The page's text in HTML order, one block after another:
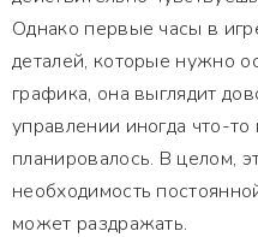
Однако первые часы в
деталей, которые нужно
графика, она выглядит
управлении иногда что-то
планировалось. В целом,
необходимость
может раздражать.